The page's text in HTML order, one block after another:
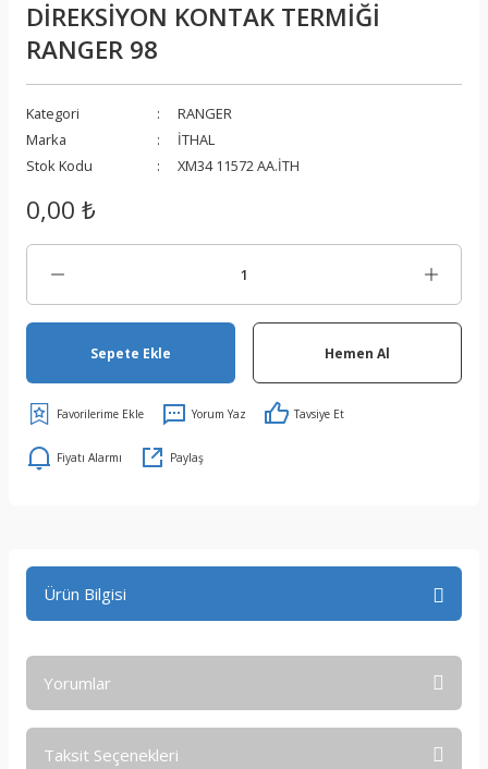
DİREKSİYON KONTAK TERMİĞİ
RANGER 98
Kategori
RANGER
Marka
İTHAL
Stok Kodu
XM34 11572 AA.İTH
0,00 ₺
Sepete Ekle Hemen Al
Yorum Yaz Tavsiye Et
Fiyatı Alarmı Paylaş
Ürün Bilgisi
Yorumlar
Taksit Seçenekleri